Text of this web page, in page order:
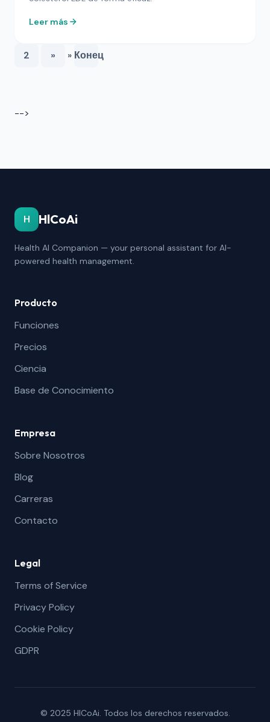
Leer más
2 » » Конец
-->
H HlCoAi
Health AI Companion — your personal assistant for AI-
powered health management.
Producto
Funciones
Precios
Ciencia
Base de Conocimiento
Empresa
Sobre Nosotros
Blog
Carreras
Contacto
Legal
Terms of Service
Privacy Policy
Cookie Policy
GDPR
© 2025 HlCoAi. Todos los derechos reservados.